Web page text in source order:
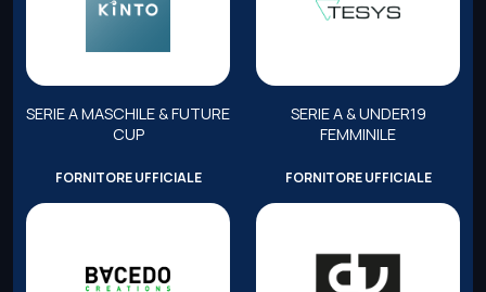
SERIE A MASCHILE & FUTURE
CUP
SERIE A & UNDER19
FEMMINILE
FORNITORE UFFICIALE FORNITORE UFFICIALE